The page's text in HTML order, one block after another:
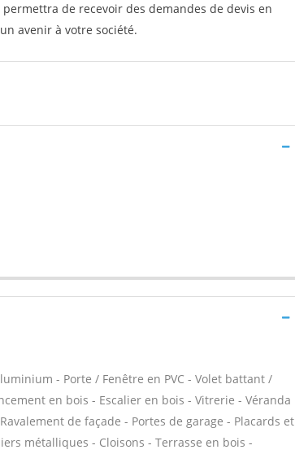
de recevoir des demandes de devis en
avenir à votre société.
- Porte / Fenêtre en PVC - Volet battant /
en bois - Escalier en bois - Vitrerie - Véranda
de façade - Portes de garage - Placards et
métalliques - Cloisons - Terrasse en bois -